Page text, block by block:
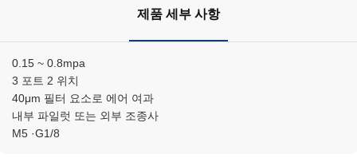
제품 세부 사항
0.15 ~ 0.8mpa
3 포트 2 위치
40μm 필터 요소로 에어 여과
내부 파일럿 또는 외부 조종사
M5 ·G1/8